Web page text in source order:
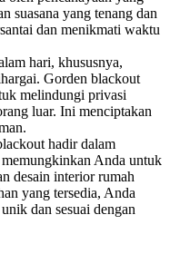
suasana yang tenang dan
dan menikmati waktu
hari, khususnya,
Gorden blackout
melindungi privasi
luar. Ini menciptakan
hadir dalam
Anda untuk
desain interior rumah
yang tersedia, Anda
dan sesuai dengan